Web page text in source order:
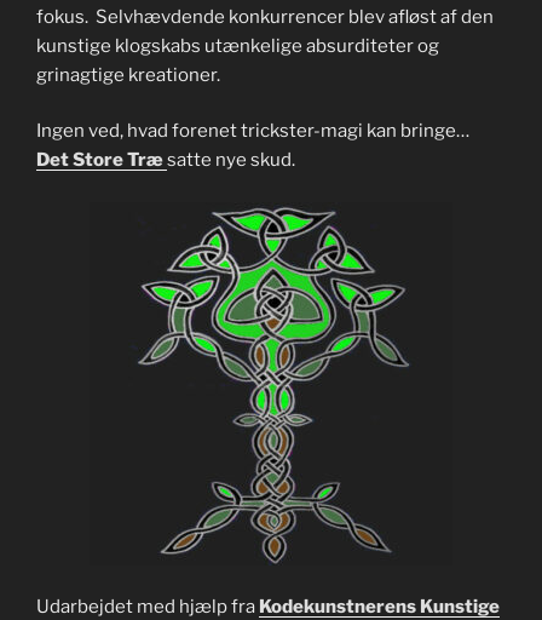
fokus. Selvhævdende konkurrencer blev afløst af den
kunstige klogskabs utænkelige absurditeter og
grinagtige kreationer.
Ingen ved, hvad forenet trickster-magi kan bringe…
Det Store Træsatte nye skud.
Udarbejdet med hjælp fra Kodekunstnerens Kunstige